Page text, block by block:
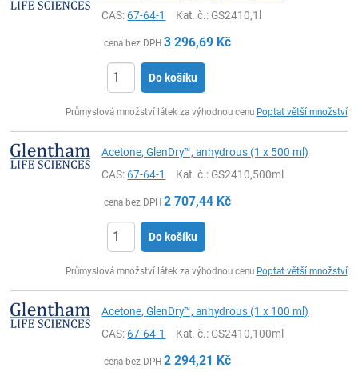
CAS:67-64-1 Kat. č.: GS2410,1l
cena bez DPH 3 296,69 Kč
Do košíku
Průmyslová množství látek za výhodnou cenu Poptat větší množství
Acetone, GlenDry™, anhydrous (1 x 500 ml)
CAS:67-64-1 Kat. č.: GS2410,500ml
cena bez DPH 2 707,44 Kč
Do košíku
Průmyslová množství látek za výhodnou cenu Poptat větší množství
Acetone, GlenDry™, anhydrous (1 x 100 ml)
CAS:67-64-1 Kat. č.: GS2410,100ml
cena bez DPH 2 294,21 Kč